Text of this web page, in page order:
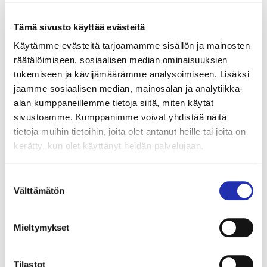
Tämä sivusto käyttää evästeitä
Käytämme evästeitä tarjoamamme sisällön ja mainosten
räätälöimiseen, sosiaalisen median ominaisuuksien
tukemiseen ja kävijämäärämme analysoimiseen. Lisäksi
jaamme sosiaalisen median, mainosalan ja analytiikka-
alan kumppaneillemme tietoja siitä, miten käytät
sivustoamme. Kumppanimme voivat yhdistää näitä
tietoja muihin tietoihin, joita olet antanut heille tai joita on
kerätty, kun olet käyttänyt heidän palvelujaan.
valinta
Välttämätön
Mieltymykset
Tilastot
TampereRaw’n ja pianistiAnna Kuvajan
tulkitsemana Tampere-talossa syksyllä 2024, mutta
nyt päivänvalon näkee koko teos.
”Teoksiain the universe everyth ng is a circleja
Islandyhdistää se, että sävelsin ne
koronakaranteenissa. Teoksista voi aistia korona-
aikana tapahtuneen vähittäisen käpertymisen
omaan ihmisen sisäiseen maailmaan, mistä tuleekin
teosten myötä konsertin toinen kantava teema”,
Ajan ääni: TampereRaw – Pathways
Pieni sali, Tampere-talo
Liput 28 €, eläkeläiset 24 €, lapset (16-v. asti) ja